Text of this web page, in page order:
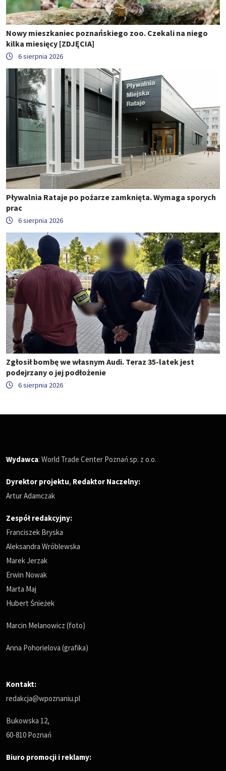
Nowy mieszkaniec poznańskiego zoo. Czekali na niego
kilka miesięcy [ZDJĘCIA]
6 sierpnia 2026
Pływalnia Rataje po pożarze zamknięta. Wymaga sporych
prac
6 sierpnia 2026
Zgłosił bombę we własnym Audi. Teraz 35-latek jest
podejrzany o jej podłożenie
6 sierpnia 2026
Wydawca: World Trade Center Poznań sp. z o.o.
Dyrektor projektu, Redaktor Naczelny:
Artur Adamczak
Zespół redakcyjny:
Franciszek Bryska
Aleksandra Wróblewska
Marek Jerzak
Erwin Nowak
Marta Maj
Hubert Śnieżek
Marcin Melanowicz (foto)
Anna Pohorielova (grafika)
Kontakt:
redakcja@wpoznaniu.pl
Bukowska 12,
60-810 Poznań
Biuro promocji i reklamy: